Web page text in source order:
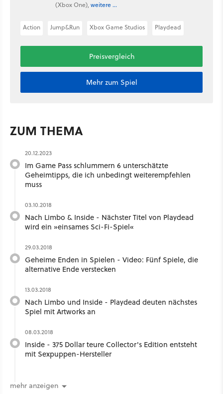
(Xbox One), weitere ...
Action Jump&Run Xbox Game Studios Playdead
Preisvergleich
Mehr zum Spiel
ZUM THEMA
20.12.2023
Im Game Pass schlummern 6 unterschätzte
Geheimtipps, die ich unbedingt weiterempfehlen
muss
03.10.2018
Nach Limbo & Inside - Nächster Titel von Playdead
wird ein »einsames Sci-Fi-Spiel«
29.03.2018
Geheime Enden in Spielen - Video: Fünf Spiele, die
alternative Ende verstecken
13.03.2018
Nach Limbo und Inside - Playdead deuten nächstes
Spiel mit Artworks an
08.03.2018
Inside - 375 Dollar teure Collector's Edition entsteht
mit Sexpuppen-Hersteller
mehr anzeigen